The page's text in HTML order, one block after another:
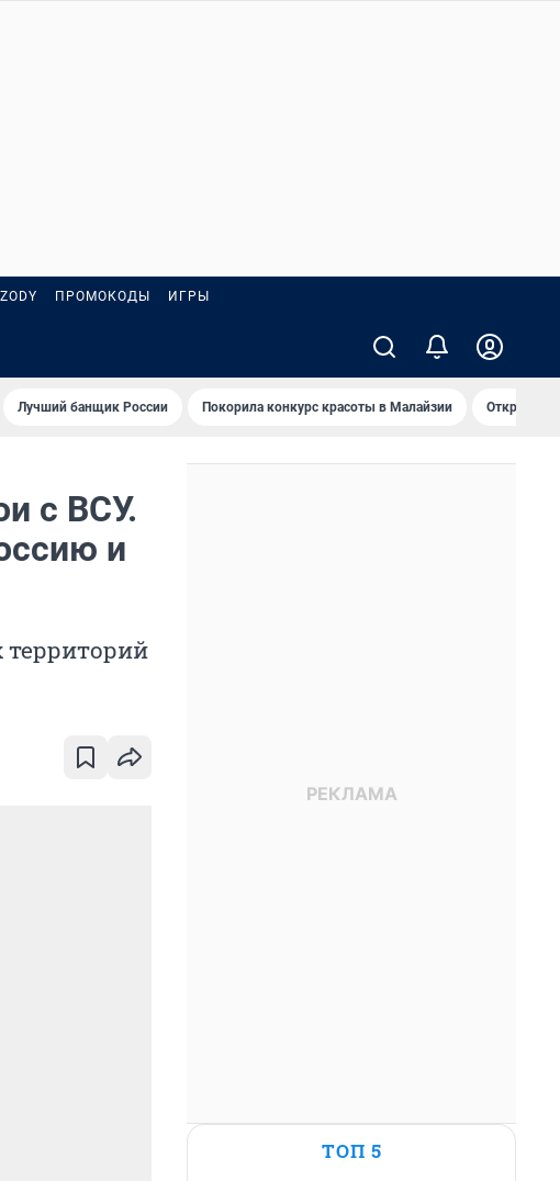
ZODY ПРОМОКОДЫ ИГРЫ
Лучший банщик России Покорила конкурс красоты в Малайзии Открыл
с ВСУ.
и
территорий
ТОП 5